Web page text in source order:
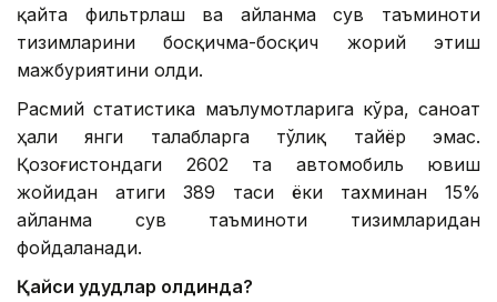
қайта фильтрлаш ва айланма сув таъминоти
тизимларини босқичма-босқич жорий этиш
мажбуриятини олди.
Расмий статистика маълумотларига кўра, саноат
ҳали янги талабларга тўлиқ тайёр эмас.
Қозоғистондаги 2602 та автомобиль ювиш
жойидан атиги 389 таси ёки тахминан 15%
айланма сув таъминоти тизимларидан
фойдаланади.
Қайси ҳудудлар олдинда?